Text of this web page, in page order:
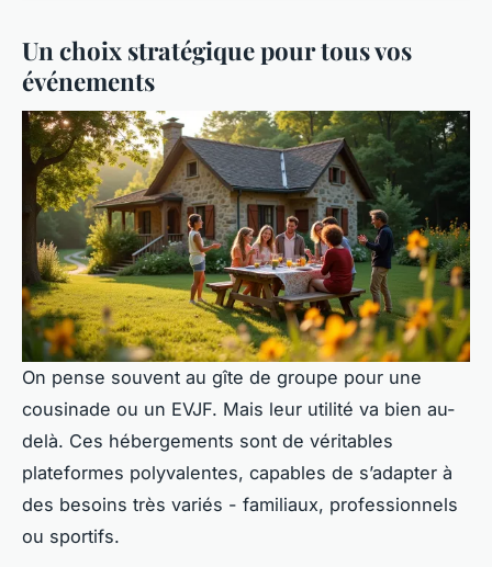
Un choix stratégique pour tous vos
événements
On pense souvent au gîte de groupe pour une
cousinade ou un EVJF. Mais leur utilité va bien au-
delà. Ces hébergements sont de véritables
plateformes polyvalentes, capables de s’adapter à
des besoins très variés - familiaux, professionnels
ou sportifs.